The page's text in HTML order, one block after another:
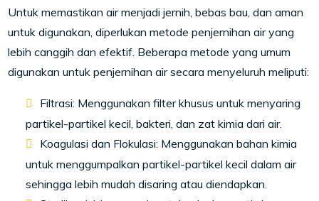
Untuk memastikan air menjadi jernih, bebas bau, dan aman
untuk digunakan, diperlukan metode penjernihan air yang
lebih canggih dan efektif. Beberapa metode yang umum
digunakan untuk penjernihan air secara menyeluruh meliputi:
Filtrasi: Menggunakan filter khusus untuk menyaring
partikel-partikel kecil, bakteri, dan zat kimia dari air.
Koagulasi dan Flokulasi: Menggunakan bahan kimia
untuk menggumpalkan partikel-partikel kecil dalam air
sehingga lebih mudah disaring atau diendapkan.